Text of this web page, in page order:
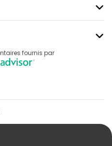
fournis par